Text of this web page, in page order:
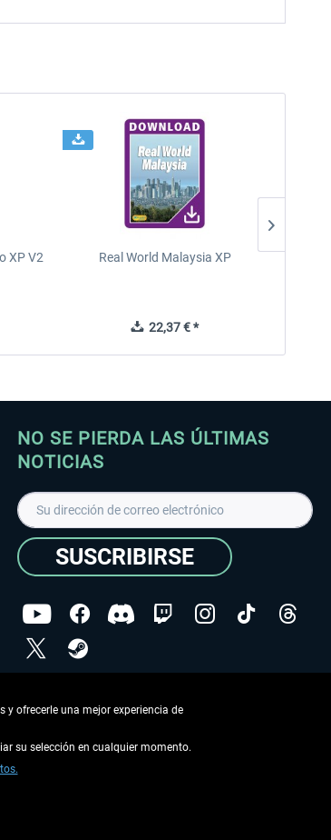
XP V2 Real World Malaysia XP
22,37 € *
NO SE PIERDA LAS ÚLTIMAS
NOTICIAS
SUSCRIBIRSE
Copyright © Aerosoft GmbH - Todos los derechos
ofrecerle una mejor experiencia de
su selección en cualquier momento.